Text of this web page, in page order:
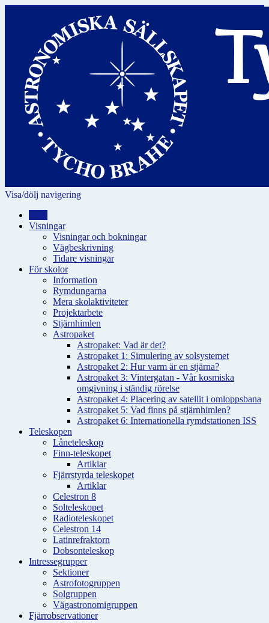
Visa/dölj navigering
Visningar
Visningar och bokningar
Vägbeskrivning
Tidare visningar
För skolor
Information
Rymdungarna
Mera skolaktiviteter
Projektarbete
Stjärnhimlen
Astropaket
Astropaket: Vad är det?
Astropaket 1: Simulering av solsystemet
Astropaket 2: Hur varm är en stjärna?
Astropaket 3: Vintergatan - Vår kosmiska
omgivning i ständig rörelse
Astropaket 4: Placering av satellit i omloppsbana
Astropaket 5: Vad finns på stjärnhimlen?
Astropaket 6: Internationella rymdstationen ISS
Teleskopen
Låneteleskop
Finn-teleskopet
Artiklar
Fjärrstyrda teleskopet
Artiklar
Celestron 8
Solteleskopet
Radioteleskopet
Celestron 14
Latinrefraktorn
Dobsonteleskop
Intressegrupper
Sektioner
Astrofotogruppen
Solgruppen
Vägastronomigruppen
Fjärrobservationer